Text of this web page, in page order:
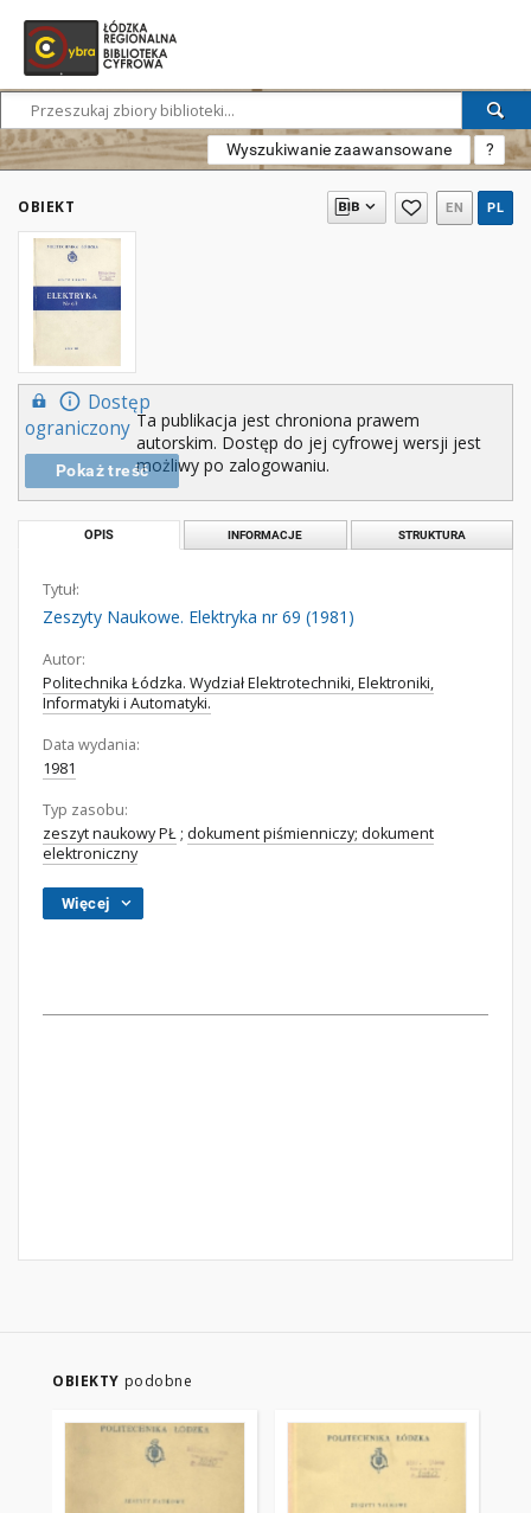
Wyszukiwanie zaawansowane ?
OBIEKT EN PL
Dostęp
ograniczony
Pokaż treść
Ta publikacja jest chroniona prawem
autorskim. Dostęp do jej cyfrowej wersji jest
możliwy po zalogowaniu.
OPIS INFORMACJE STRUKTURA
Tytuł:
Zeszyty Naukowe. Elektryka nr 69 (1981)
Autor:
Politechnika Łódzka. Wydział Elektrotechniki, Elektroniki,
Informatyki i Automatyki.
Data wydania:
1981
Typ zasobu:
zeszyt naukowy PŁ ; dokument piśmienniczy; dokument
elektroniczny
Więcej
OBIEKTY podobne